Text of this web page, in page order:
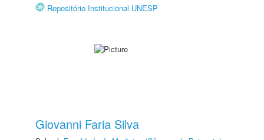
Repositório Institucional UNESP
Giovanni Faria Silva